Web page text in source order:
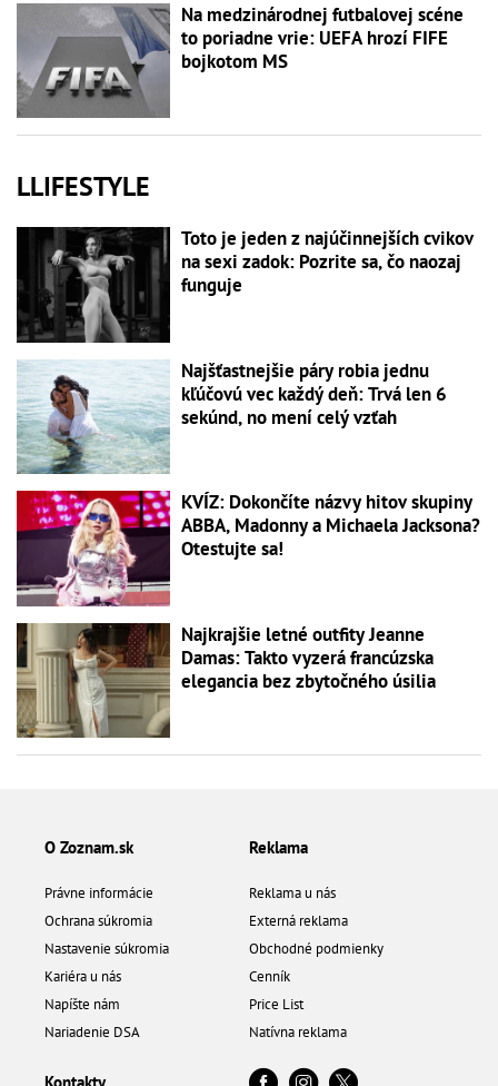
Na medzinárodnej futbalovej scéne
to poriadne vrie: UEFA hrozí FIFE
bojkotom MS
LLIFESTYLE
Toto je jeden z najúčinnejších cvikov
na sexi zadok: Pozrite sa, čo naozaj
funguje
Najšťastnejšie páry robia jednu
kľúčovú vec každý deň: Trvá len 6
sekúnd, no mení celý vzťah
KVÍZ: Dokončíte názvy hitov skupiny
ABBA, Madonny a Michaela Jacksona?
Otestujte sa!
Najkrajšie letné outfity Jeanne
Damas: Takto vyzerá francúzska
elegancia bez zbytočného úsilia
O Zoznam.sk
Právne informácie
Ochrana súkromia
Nastavenie súkromia
Kariéra u nás
Napíšte nám
Nariadenie DSA
Reklama
Reklama u nás
Externá reklama
Obchodné podmienky
Cenník
Price List
Natívna reklama